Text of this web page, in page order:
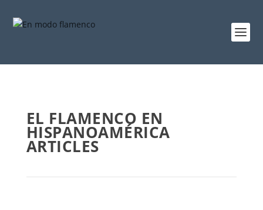
EL FLAMENCO EN
HISPANOAMÉRICA
ARTICLES